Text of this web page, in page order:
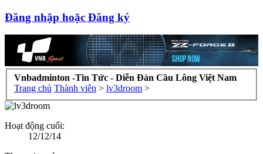
Đăng nhập hoặc Đăng ký
Vnbadminton -Tin Tức - Diễn Đàn Cầu Lông Việt Nam
Trang chủ Thành viên > lv3droom >
Hoạt động cuối:
12/12/14